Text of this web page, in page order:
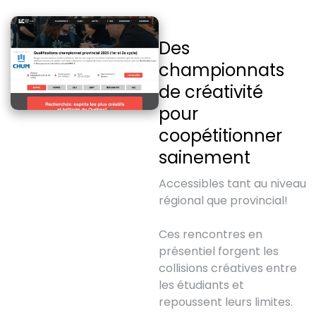
Des
championnats
de créativité
pour
coopétitionner
sainement
Accessibles tant au niveau
régional que provincial!
Ces rencontres en
présentiel forgent les
collisions créatives entre
les étudiants et
repoussent leurs limites.